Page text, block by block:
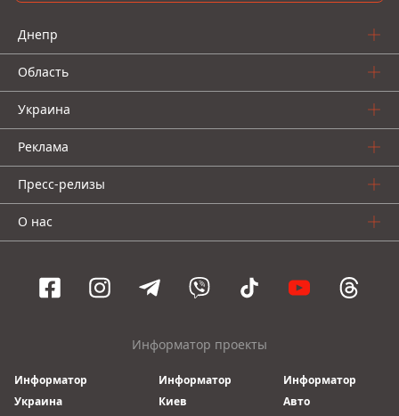
Днепр
Область
Украина
Реклама
Пресс-релизы
О нас
Информатор проекты
Информатор
Украина
Информатор
Киев
Информатор
Авто